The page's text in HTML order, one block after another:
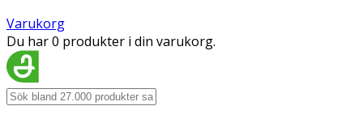
Varukorg
Du har 0 produkter i din varukorg.